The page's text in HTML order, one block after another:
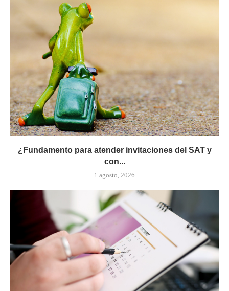
¿Fundamento para atender invitaciones del SAT y
con...
1 agosto, 2026